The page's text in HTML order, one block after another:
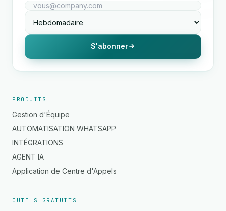
S'abonner
PRODUITS
Gestion d'Équipe
AUTOMATISATION WHATSAPP
INTÉGRATIONS
AGENT IA
Application de Centre d'Appels
OUTILS GRATUITS